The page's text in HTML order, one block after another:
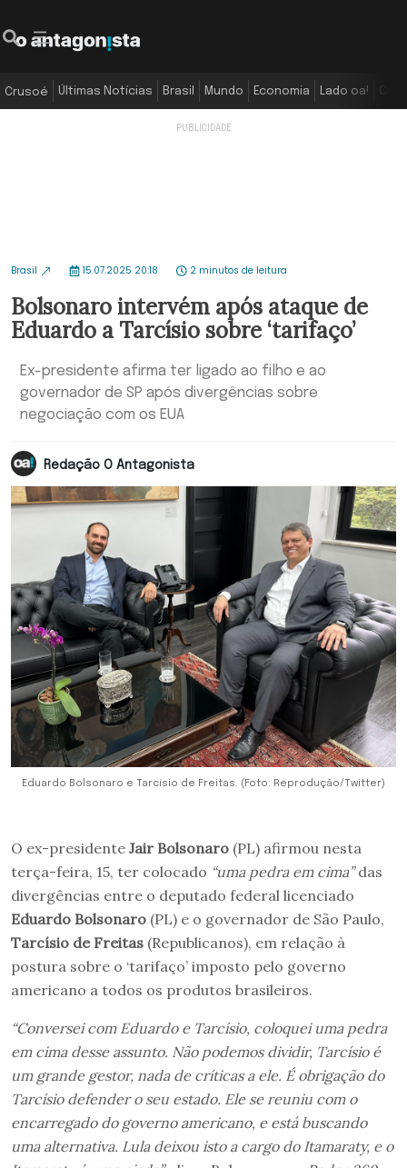
Crusoé Últimas Notícias Brasil Mundo Economia Lado oa!
Brasil 15.07.2025 20:18 2 minutos de leitura
Bolsonaro intervém após ataque de
Eduardo a Tarcísio sobre ‘tarifaço’
Ex-presidente afirma ter ligado ao filho e ao
governador de SP após divergências sobre
negociação com os EUA
Redação O Antagonista
Eduardo Bolsonaro e Tarcísio de Freitas. (Foto: Reprodução/Twitter)
O ex-presidente Jair Bolsonaro (PL) afirmou nesta
terça-feira, 15, ter colocado “uma pedra em cima”das
divergências entre o deputado federal licenciado
Eduardo Bolsonaro (PL) e o governador de São Paulo,
Tarcísio de Freitas (Republicanos), em relação à
postura sobre o ‘tarifaço’ imposto pelo governo
americano a todos os produtos brasileiros.
“Conversei com Eduardo e Tarcísio, coloquei uma pedra
em cima desse assunto. Não podemos dividir, Tarcísio é
um grande gestor, nada de críticas a ele. É obrigação do
Tarcísio defender o seu estado. Ele se reuniu com o
encarregado do governo americano, e está buscando
uma alternativa. Lula deixou isto a cargo do Itamaraty, e o